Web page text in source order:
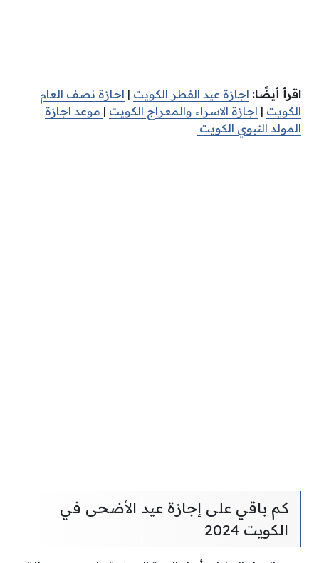
اقرأ أيضًا: اجازة عيد الفطر الكويت | اجازة نصف العام
الكويت | اجازة الاسراء والمعراج الكويت | موعد اجازة
المولد النبوي الكويت
كم باقي على إجازة عيد الأضحى في
الكويت 2024